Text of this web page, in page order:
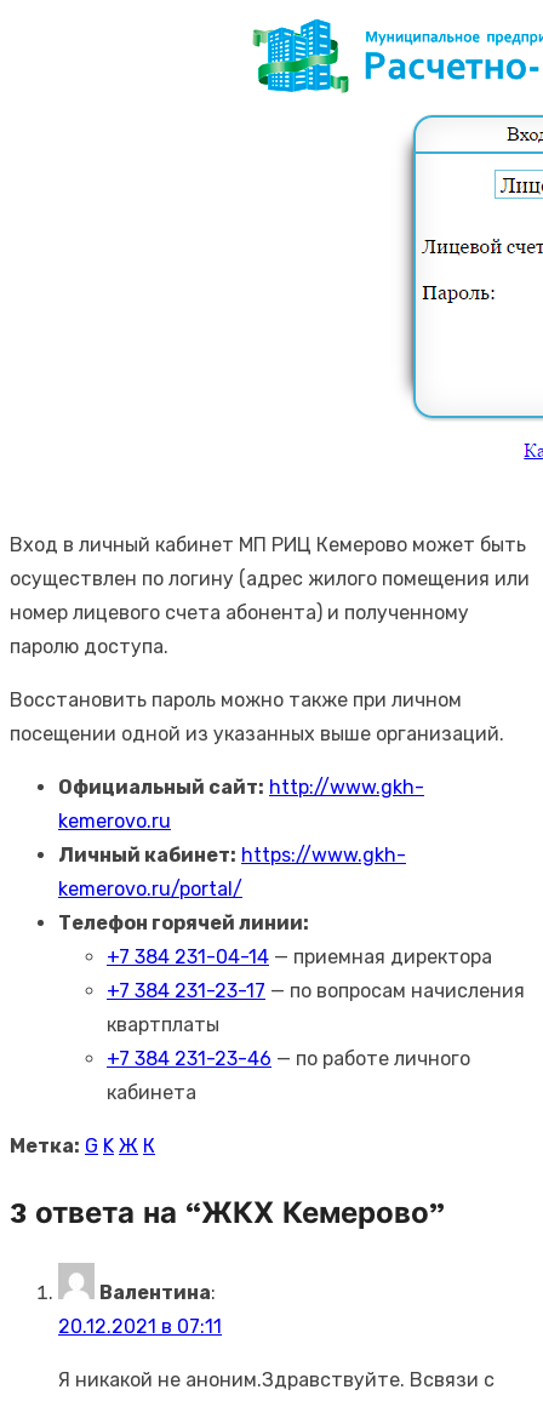
Вход в личный кабинет МП РИЦ Кемерово может быть
осуществлен по логину (адрес жилого помещения или
номер лицевого счета абонента) и полученному
паролю доступа.
Восстановить пароль можно также при личном
посещении одной из указанных выше организаций.
Официальный сайт: http://www.gkh-
kemerovo.ru
Личный кабинет: https://www.gkh-
kemerovo.ru/portal/
Телефон горячей линии:
+7 384 231-04-14 — приемная директора
+7 384 231-23-17 — по вопросам начисления
квартплаты
+7 384 231-23-46 — по работе личного
кабинета
Метка: G K Ж К
3 ответа на “ЖКХ Кемерово”
Валентина:
20.12.2021 в 07:11
Я никакой не аноним.Здравствуйте. Всвязи с